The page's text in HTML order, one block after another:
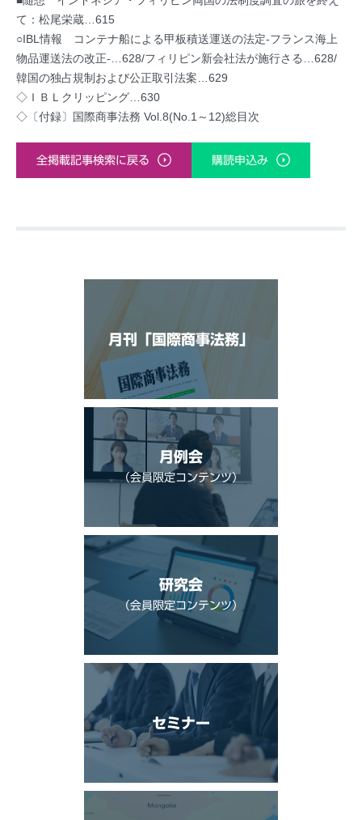
て：松尾栄蔵…615
○IBL情報 コンテナ船による甲板積送運送の法定-フランス海上
物品運送法の改正-…628/フィリピン新会社法が施行さる…628/
韓国の独占規制および公正取引法案…629
◇ＩＢＬクリッピング…630
◇〔付録〕国際商事法務 Vol.8(No.1～12)総目次
全掲載記事検索に戻る 購読申込み
月刊「国際商事法務」
月例会
（会員限定コンテンツ）
研究会
（会員限定コンテンツ）
セミナー